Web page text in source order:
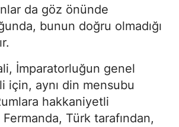
da göz önünde
bunun doğru olmadığı
İmparatorluğun genel
için, aynı din mensubu
hakkaniyetli
Türk tarafından,